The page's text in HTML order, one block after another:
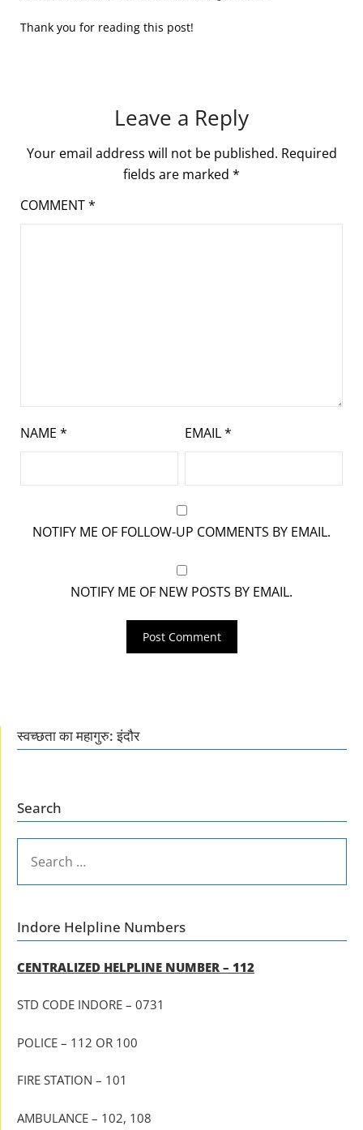
Thank you for reading this post!
Leave a Reply
Your email address will not be published. Required
fields are marked *
COMMENT*
NAME * EMAIL*
NOTIFY ME OF FOLLOW-UP COMMENTS BY EMAIL.
NOTIFY ME OF NEW POSTS BY EMAIL.
स्वच्छता का महागुरु: इंदौर
Search
FOR:
Indore Helpline Numbers
CENTRALIZED HELPLINE NUMBER – 112
STD CODE INDORE – 0731
POLICE – 112 OR 100
FIRE STATION – 101
AMBULANCE – 102, 108